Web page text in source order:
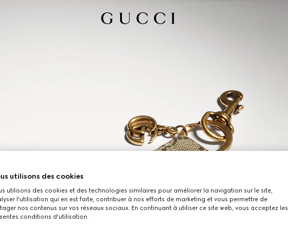
utilisons des cookies
utilisons des cookies et des technologies similaires pour améliorer la navigation sur le site,
l'utilisation qui en est faite, contribuer à nos efforts de marketing et vous permettre de
nos contenus sur vos réseaux sociaux. En continuant à utiliser ce site web, vous acceptez les
conditions d'utilisation.